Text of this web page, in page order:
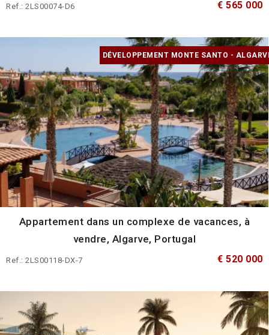
Ref.: 2LS00074-D6 € 565 000
DÉVELOPPEMENT MONTE SANTO -
Appartement dans un complexe de vacances, à
vendre, Algarve, Portugal
Ref.: 2LS00118-DX-7 € 520 000